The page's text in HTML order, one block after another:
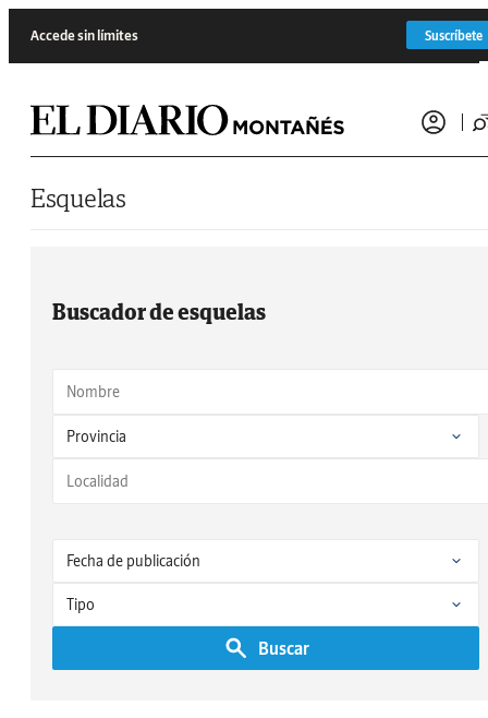
Accede sin límites Suscríbete
Esquelas
Buscador de esquelas
Buscar